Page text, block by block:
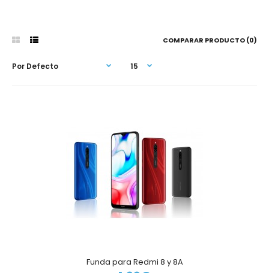
COMPARAR PRODUCTO (0)
Funda para Redmi 8 y 8A